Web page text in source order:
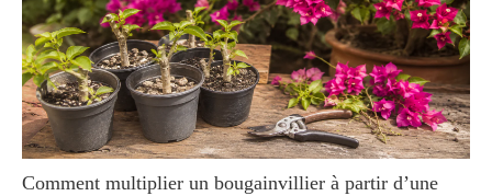
Comment multiplier un bougainvillier à partir d’une